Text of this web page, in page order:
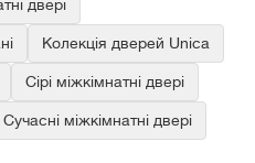
двері
Колекція дверей Unica
Сірі міжкімнатні двері
Сучасні міжкімнатні двері